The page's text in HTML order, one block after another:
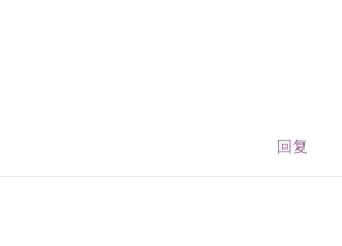
回复